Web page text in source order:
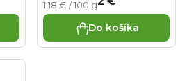
Jednotková
cena:
1,18 € / 100 g
Do košíka